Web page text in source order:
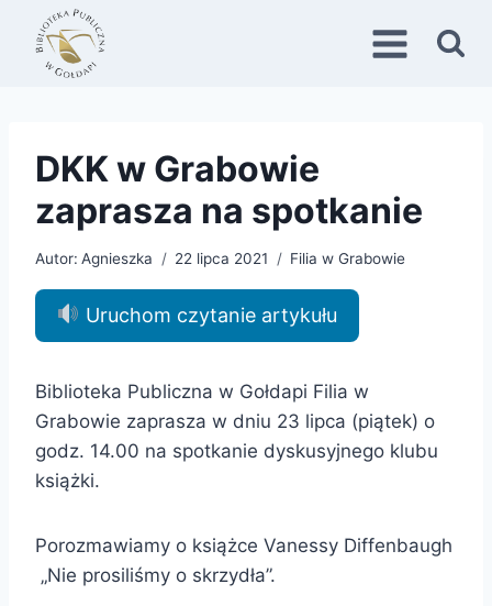
Przejdź
treści
DKK w Grabowie
zaprasza na spotkanie
Autor: Agnieszka 22 lipca 2021 Filia w Grabowie
Uruchom czytanie artykułu
Biblioteka Publiczna w Gołdapi Filia w
Grabowie zaprasza w dniu 23 lipca (piątek) o
godz. 14.00 na spotkanie dyskusyjnego klubu
książki.
Porozmawiamy o książce Vanessy Diffenbaugh
„Nie prosiliśmy o skrzydła”.